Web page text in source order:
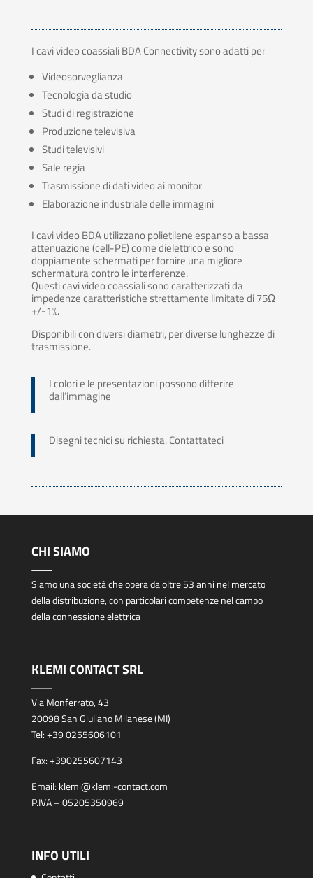
I cavi video coassiali BDA Connectivity sono adatti per
Videosorveglianza
Tecnologia da studio
Studi di registrazione
Produzione televisiva
Studi televisivi
Sale regia
Trasmissione di dati video ai monitor
Elaborazione industriale delle immagini
I cavi video BDA utilizzano polietilene espanso a bassa
attenuazione (cell-PE) come dielettrico e sono
doppiamente schermati per fornire una migliore
schermatura contro le interferenze.
Questi cavi video coassiali sono caratterizzati da
impedenze caratteristiche strettamente limitate di 75Ω
+/-1%.
Disponibili con diversi diametri, per diverse lunghezze di
trasmissione.
I colori e le presentazioni possono differire
dall’immagine
Disegni tecnici su richiesta. Contattateci
CHI SIAMO
Siamo una società che opera da oltre 53 anni nel mercato
della distribuzione, con particolari competenze nel campo
della connessione elettrica
KLEMI CONTACT SRL
Via Monferrato, 43
20098 San Giuliano Milanese (MI)
Tel:+39 0255606101
Fax:+390255607143
Email: klemi@klemi-contact.com
P.IVA – 05205350969
INFO UTILI